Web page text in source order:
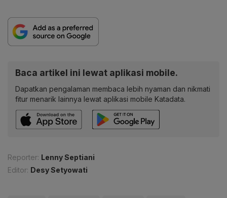
Baca artikel ini lewat aplikasi mobile.
Dapatkan pengalaman membaca lebih nyaman dan nikmati
fitur menarik lainnya lewat aplikasi mobile Katadata.
Reporter: Lenny Septiani
Editor: Desy Setyowati